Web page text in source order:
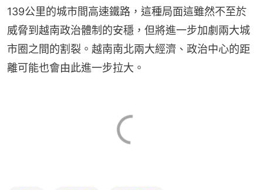
139公里的城市間高速鐵路，這種局面這雖然不至於
威脅到越南政治體制的安穩，但將進一步加劇兩大城
市圈之間的割裂。越南南北兩大經濟、政治中心的距
離可能也會由此進一步拉大。